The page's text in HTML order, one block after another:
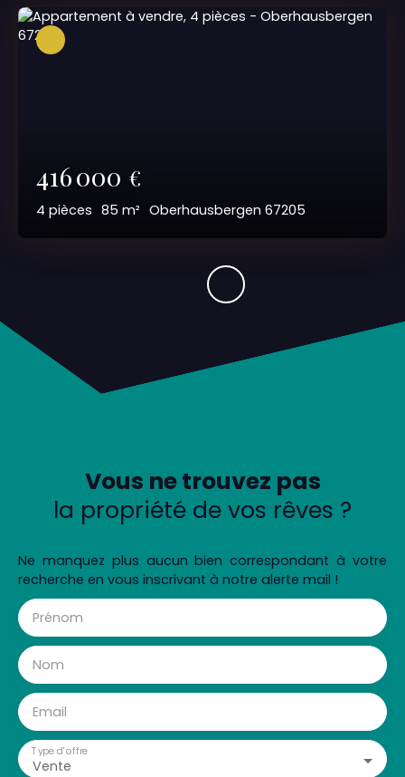
416 000 €
4 pièces 85 m² Oberhausbergen 67205
Vous ne trouvez pas
la propriété de vos rêves ?
Ne manquez plus aucun bien correspondant à votre
recherche en vous inscrivant à notre alerte mail !
Prénom
Nom
Email
Vente
Type d'offre